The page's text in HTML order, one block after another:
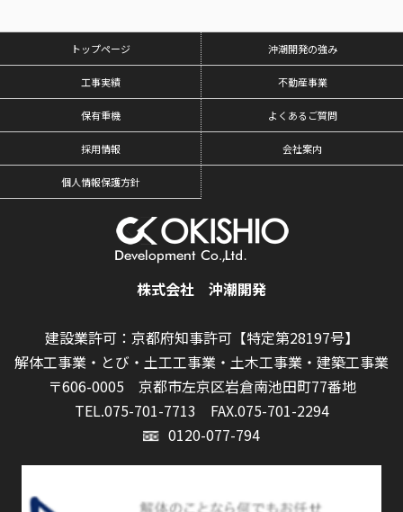
トップページ 沖潮開発の強み
工事実績 不動産事業
保有重機 よくあるご質問
採用情報 会社案内
個人情報保護方針
株式会社 沖潮開発
建設業許可：京都府知事許可【特定第28197号】
解体工事業・とび・土工工事業・土木工事業・建築工事業
〒606-0005 京都市左京区岩倉南池田町77番地
TEL.075-701-7713 FAX.075-701-2294
0120-077-794